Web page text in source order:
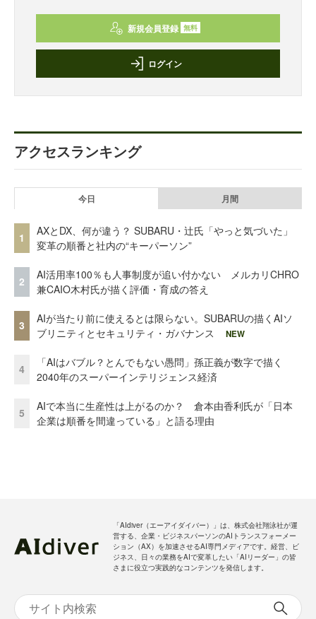
新規会員登録 無料
ログイン
アクセスランキング
今日 月間
1
AXとDX、何が違う？ SUBARU・辻氏「やっと気づいた」
変革の順番と社内の“キーパーソン”
2
AI活用率100％も人事制度が追い付かない メルカリCHRO
兼CAIO木村氏が描く評価・育成の答え
3
AIが当たり前に使えるとは限らない。SUBARUの描くAIソ
ブリニティとセキュリティ・ガバナンス
NEW
4
「AIはバブル？とんでもない愚問」孫正義が数字で描く
2040年のスーパーインテリジェンス経済
5
AIで本当に生産性は上がるのか？ 倉本由香利氏が「日本
企業は順番を間違っている」と語る理由
「AIdiver（エーアイダイバー）」は、株式会社翔泳社が運
営する、企業・ビジネスパーソンのAIトランスフォーメー
ション（AX）を加速させるAI専門メディアです。経営、ビ
ジネス、日々の業務をAIで変革したい「AIリーダー」の皆
さまに役立つ実践的なコンテンツを発信します。